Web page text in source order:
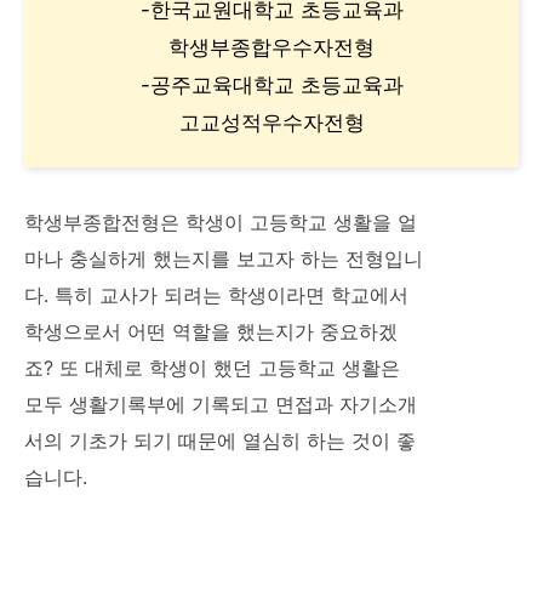
-한국교원대학교 초등교육과
학생부종합우수자전형
-공주교육대학교 초등교육과
고교성적우수자전형
학생부종합전형은 학생이 고등학교 생활을 얼
마나 충실하게 했는지를 보고자 하는 전형입니
다. 특히 교사가 되려는 학생이라면 학교에서
학생으로서 어떤 역할을 했는지가 중요하겠
죠? 또 대체로 학생이 했던 고등학교 생활은
모두 생활기록부에 기록되고 면접과 자기소개
서의 기초가 되기 때문에 열심히 하는 것이 좋
습니다.